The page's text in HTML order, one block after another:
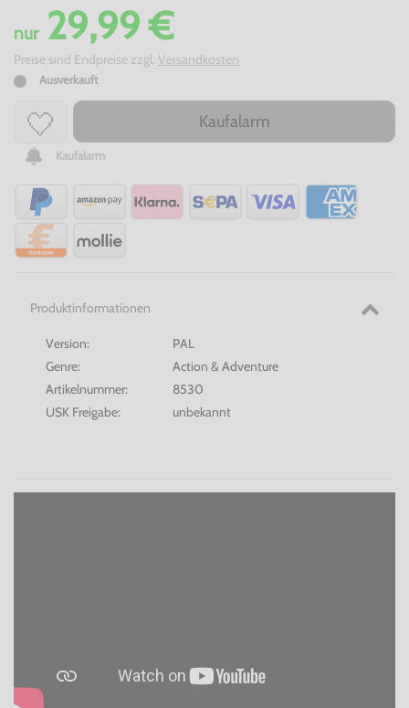
nur29,99 €
Preise sind Endpreise zzgl. Versandkosten
Ausverkauft
Kaufalarm
Kaufalarm
Produktinformationen
Version:
PAL
Genre:
Action & Adventure
Artikelnummer:
8530
USK Freigabe:
unbekannt